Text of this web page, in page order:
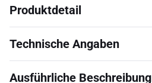
Produktdetail
Technische Angaben
Ausführliche Beschreibung